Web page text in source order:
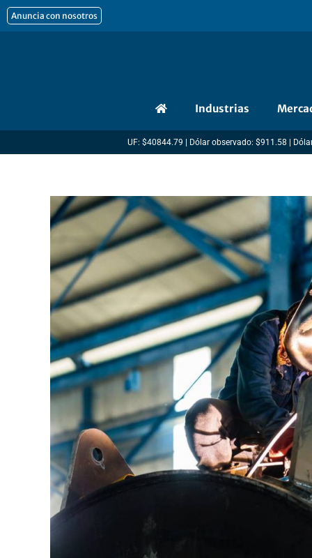
al
Anuncia con nosotros
Industrias
UF: $40844.79 | Dólar observado: $911.58 |